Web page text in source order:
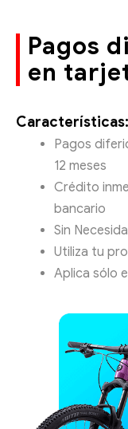
Pagos
en
Características:
Pagos
12 meses
Crédito
bancario
Sin
Utiliza tu
Aplica sólo